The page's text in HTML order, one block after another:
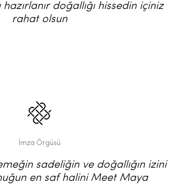
doğallığı hissedin içiniz
rahat olsun
İmza Örgüsü
sadeliğin ve doğallığın izini
en saf halini Meet Maya